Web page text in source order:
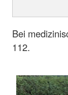
Bei
112.